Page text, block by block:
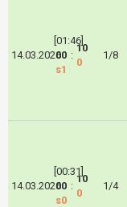
14.03.2026
[01:46]
00
s1
:
10
0
1/8
14.03.2026
[00:31]
00
s0
:
10
0
1/4